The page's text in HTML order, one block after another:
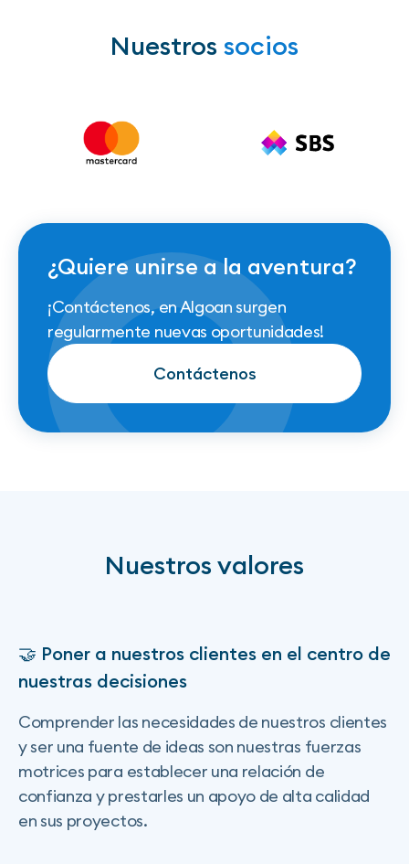
Nuestros socios
¿Quiere unirse a la aventura?
¡Contáctenos, en Algoan surgen
regularmente nuevas oportunidades!
Contáctenos
Contáctenos
Nuestros valores
🤝 Poner a nuestros clientes en el centro de
nuestras decisiones
Comprender las necesidades de nuestros clientes
y ser una fuente de ideas son nuestras fuerzas
motrices para establecer una relación de
confianza y prestarles un apoyo de alta calidad
en sus proyectos.